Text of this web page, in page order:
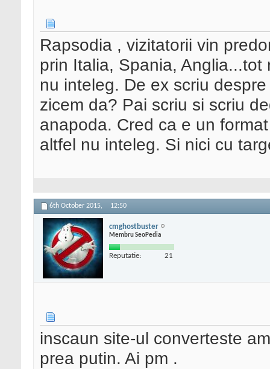
Rapsodia , vizitatorii vin
prin Italia, Spania,
nu inteleg. De ex scriu
zicem da? Pai scriu si scriu
anapoda. Cred ca e un
altfel nu inteleg. Si nici cu
6th October 2015, 12:50
cmghostbuster
Membru SeoPedia
Reputatie: 21
inscaun site-ul converteste
prea putin. Ai pm .